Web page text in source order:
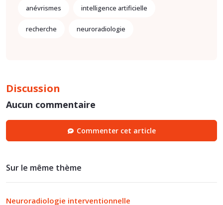
anévrismes intelligence artificielle
recherche neuroradiologie
Discussion
Aucun commentaire
Commenter cet article
Sur le même thème
Neuroradiologie interventionnelle